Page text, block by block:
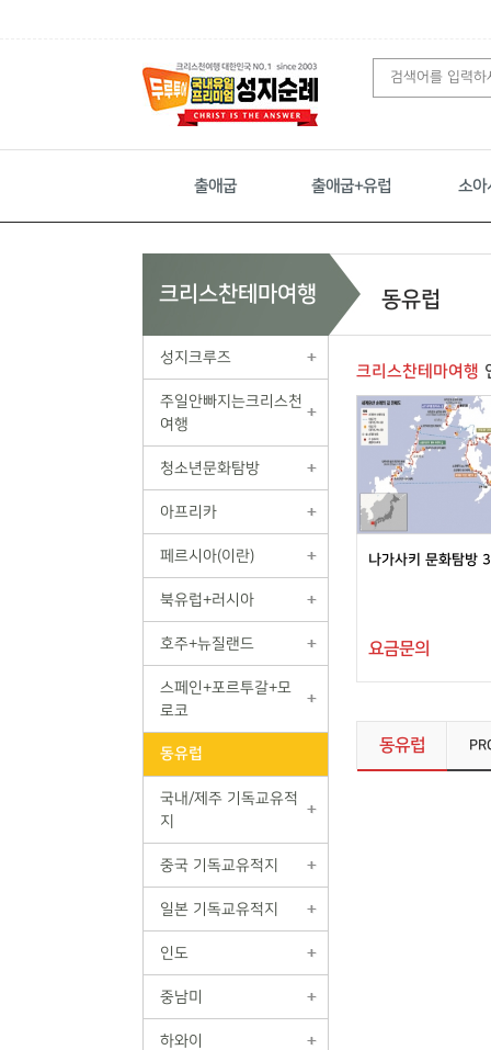
출애굽 출애굽+유럽 소아
크리스찬테마여행
성지크루즈
주일안빠지는크리스천
여행
청소년문화탐방
아프리카
페르시아(이란)
북유럽+러시아
호주+뉴질랜드
스페인+포르투갈+모
로코
동유럽
국내/제주 기독교유적
지
중국 기독교유적지
일본 기독교유적지
인도
중남미
하와이
동유럽
크리스찬테마여행
나가사키 문화탐방
요금문의
동유럽